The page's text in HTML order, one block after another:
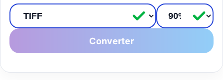
Converter